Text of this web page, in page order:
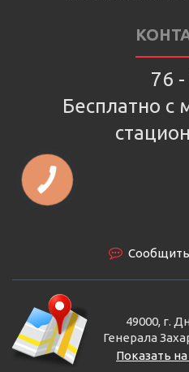
76
Бесплатно с
49000, г.
Генерала
Показать